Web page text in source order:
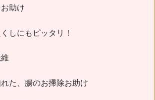
助け
しにもピッタリ！
た、腸のお掃除お助け